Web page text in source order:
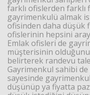
farklı ofislerden
gayrimenkulü almak
ofisinden daha düşük
ofislerinin hepsini
Emlak ofisleri de
müşterisinin
belirterek randevu
Gayrimenkul sahibi
sayesinde
düşünüp ya fiyatta